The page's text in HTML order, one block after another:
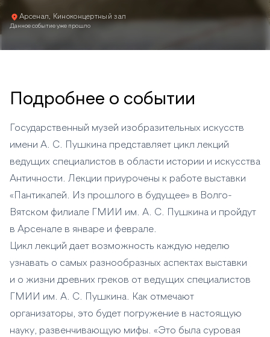
Арсенал, Киноконцертный зал
Данное событие уже прошло
Подробнее о событии
Государственный музей изобразительных искусств
имени А. С. Пушкина представляет цикл лекций
ведущих специалистов в области истории и искусства
Античности. Лекции приурочены к работе выставки
«Пантикапей. Из прошлого в будущее» в Волго-
Вятском филиале ГМИИ им. А. С. Пушкина и пройдут
в Арсенале в январе и феврале.
Цикл лекций дает возможность каждую неделю
узнавать о самых разнообразных аспектах выставки
и о жизни древних греков от ведущих специалистов
ГМИИ им. А. С. Пушкина. Как отмечают
организаторы, это будет погружение в настоящую
науку, развенчивающую мифы. «Это была суровая